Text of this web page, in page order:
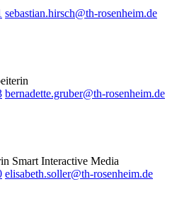
sebastian.hirsch@th-rosenheim.de
bernadette.gruber@th-rosenheim.de
Smart Interactive Media
elisabeth.soller@th-rosenheim.de